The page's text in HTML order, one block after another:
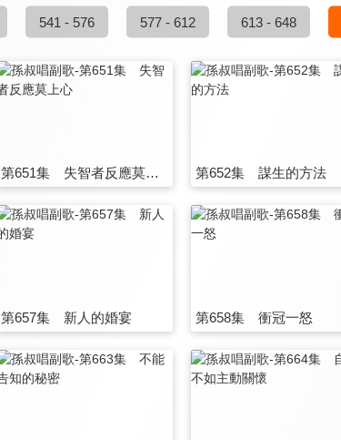
541 - 576 577 - 612 613 - 648
第651集 失智者反應莫上心 第652集 謀生的方法
第657集 新人的婚宴 第658集 衝冠一怒